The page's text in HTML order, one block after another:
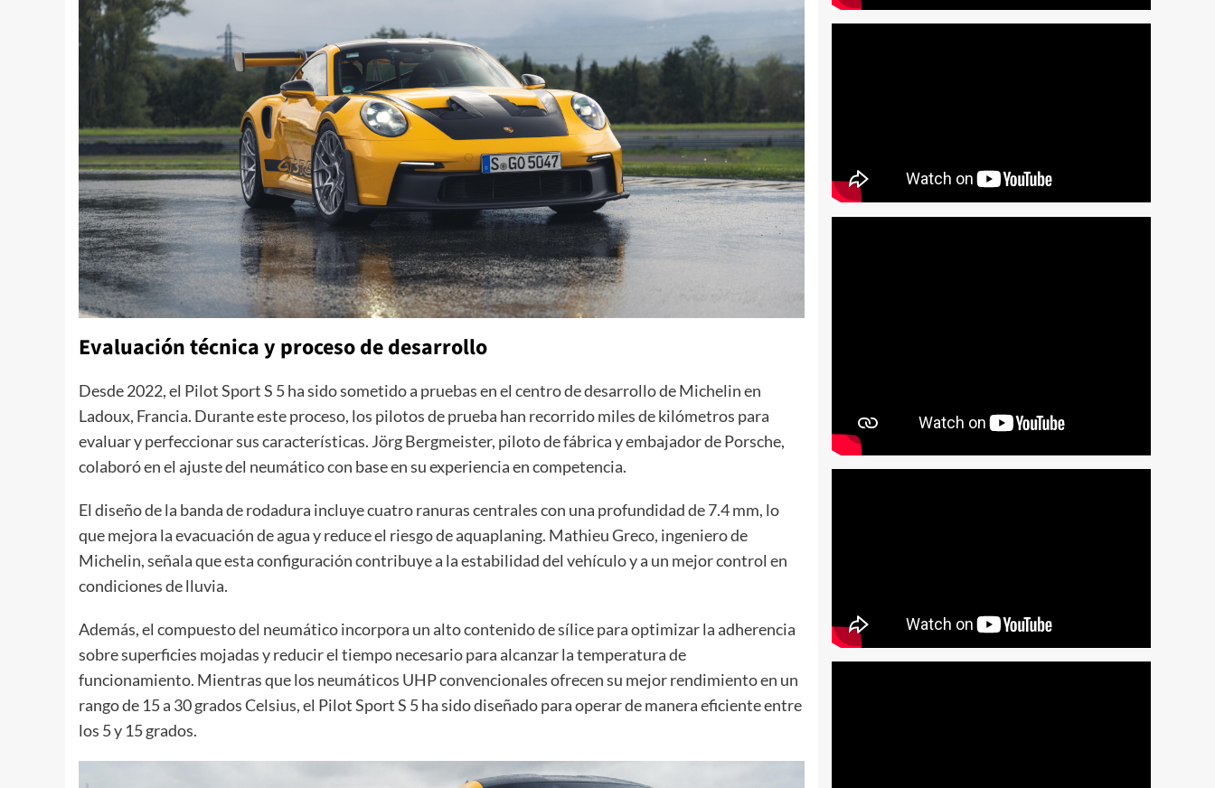
Evaluación técnica y proceso de desarrollo
Desde 2022, el Pilot Sport S 5 ha sido sometido a pruebas en el centro de desarrollo de Michelin en
Ladoux, Francia. Durante este proceso, los pilotos de prueba han recorrido miles de kilómetros para
evaluar y perfeccionar sus características. Jörg Bergmeister, piloto de fábrica y embajador de Porsche,
colaboró en el ajuste del neumático con base en su experiencia en competencia.
El diseño de la banda de rodadura incluye cuatro ranuras centrales con una profundidad de 7.4 mm, lo
que mejora la evacuación de agua y reduce el riesgo de aquaplaning. Mathieu Greco, ingeniero de
Michelin, señala que esta configuración contribuye a la estabilidad del vehículo y a un mejor control en
condiciones de lluvia.
Además, el compuesto del neumático incorpora un alto contenido de sílice para optimizar la adherencia
sobre superficies mojadas y reducir el tiempo necesario para alcanzar la temperatura de
funcionamiento. Mientras que los neumáticos UHP convencionales ofrecen su mejor rendimiento en un
rango de 15 a 30 grados Celsius, el Pilot Sport S 5 ha sido diseñado para operar de manera eficiente entre
los 5 y 15 grados.